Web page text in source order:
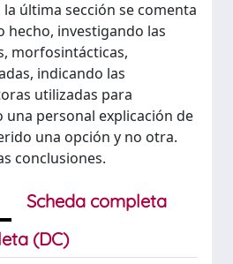
la última sección se comenta
hecho, investigando las
morfosintácticas,
indicando las
utilizadas para
una personal explicación de
una opción y no otra.
conclusiones.
Scheda completa
(DC)